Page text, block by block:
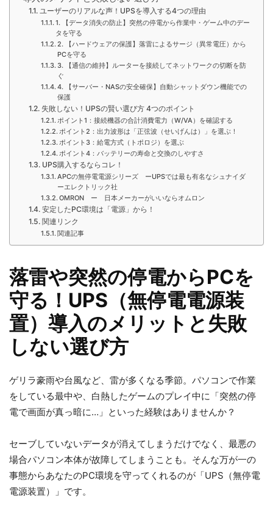
ユーザーのリアルな声！UPSを導入する4つの理由
1. 【データ消失の防止】突然の停電から作業中・ゲーム中のデー
タを守る
2. 【ハードウェアの保護】落雷によるサージ（異常電圧）から
PCを守る
3. 【通信の維持】ルーターを接続してネットワークの切断を防
ぐ
4. 【サーバー・NASの安全確保】自動シャットダウン機能での
保護
失敗しない！UPSの賢い選び方 4つのポイント
ポイント1：接続機器の合計消費電力（W/VA）を確認する
ポイント2：出力波形は「正弦波（せいげんは）」を選ぶ！
ポイント3：給電方式（トポロジ）を選ぶ
ポイント4：バッテリーの寿命と交換のしやすさ
UPS購入するならコレ！
APCの無停電電源シリーズ ーUPSでは最も有名なシュナイダ
ーエレクトリック社
OMRON ー 日本メーカーがいいならオムロン
安定したPC環境は「電源」から！
関連リンク
関連記事
落雷や突然の停電からPCを
守る！UPS（無停電電源装
置）導入のメリットと失敗
しない選び方
ゲリラ豪雨や台風など、雷が多くなる季節。パソコンで作業
をしている最中や、白熱したゲームのプレイ中に「突然の停
電で画面が真っ暗に…」といった経験はありませんか？
セーブしていないデータが消えてしまうだけでなく、最悪の
場合パソコン本体が故障してしまうことも。そんな万が一の
事態からあなたのPC環境を守ってくれるのが「UPS（無停電
電源装置）」です。